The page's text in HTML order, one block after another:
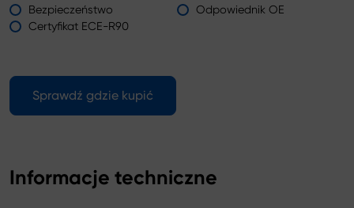
Bezpieczeństwo
Odpowiednik OE
Certyfikat ECE-R90
Sprawdź gdzie kupić
Informacje techniczne